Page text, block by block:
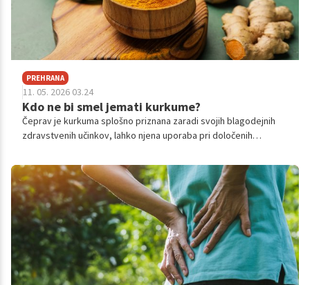
PREHRANA
11. 05. 2026 03.24
Kdo ne bi smel jemati kurkume?
Čeprav je kurkuma splošno priznana zaradi svojih blagodejnih
zdravstvenih učinkov, lahko njena uporaba pri določenih